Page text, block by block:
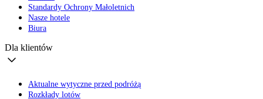
Standardy Ochrony Małoletnich
Nasze hotele
Biura
Dla klientów
Aktualne wytyczne przed podróżą
Rozkłady lotów